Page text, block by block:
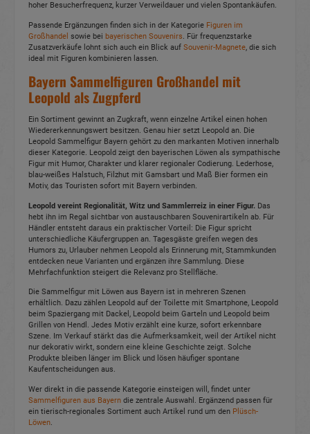
hoher Besucherfrequenz, kurzer Verweildauer und vielen Spontankäufen.
Passende Ergänzungen finden sich in der Kategorie Figuren im
Großhandel sowie bei bayerischen Souvenirs. Für frequenzstarke
Zusatzverkäufe lohnt sich auch ein Blick auf Souvenir-Magnete, die sich
ideal mit Figuren kombinieren lassen.
Bayern Sammelfiguren Großhandel mit
Leopold als Zugpferd
Ein Sortiment gewinnt an Zugkraft, wenn einzelne Artikel einen hohen
Wiedererkennungswert besitzen. Genau hier setzt Leopold an. Die
Leopold Sammelfigur Bayern gehört zu den markanten Motiven innerhalb
dieser Kategorie. Leopold zeigt den bayerischen Löwen als sympathische
Figur mit Humor, Charakter und klarer regionaler Codierung. Lederhose,
blau-weißes Halstuch, Filzhut mit Gamsbart und Maß Bier formen ein
Motiv, das Touristen sofort mit Bayern verbinden.
Leopold vereint Regionalität, Witz und Sammlerreiz in einer Figur. Das
hebt ihn im Regal sichtbar von austauschbaren Souvenirartikeln ab. Für
Händler entsteht daraus ein praktischer Vorteil: Die Figur spricht
unterschiedliche Käufergruppen an. Tagesgäste greifen wegen des
Humors zu, Urlauber nehmen Leopold als Erinnerung mit, Stammkunden
entdecken neue Varianten und ergänzen ihre Sammlung. Diese
Mehrfachfunktion steigert die Relevanz pro Stellfläche.
Die Sammelfigur mit Löwen aus Bayern ist in mehreren Szenen
erhältlich. Dazu zählen Leopold auf der Toilette mit Smartphone, Leopold
beim Spaziergang mit Dackel, Leopold beim Garteln und Leopold beim
Grillen von Hendl. Jedes Motiv erzählt eine kurze, sofort erkennbare
Szene. Im Verkauf stärkt das die Aufmerksamkeit, weil der Artikel nicht
nur dekorativ wirkt, sondern eine kleine Geschichte zeigt. Solche
Produkte bleiben länger im Blick und lösen häufiger spontane
Kaufentscheidungen aus.
Wer direkt in die passende Kategorie einsteigen will, findet unter
Sammelfiguren aus Bayern die zentrale Auswahl. Ergänzend passen für
ein tierisch-regionales Sortiment auch Artikel rund um den Plüsch-
Löwen.